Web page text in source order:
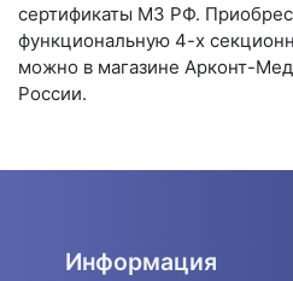
сертификаты МЗ РФ.
функциональную 4-х
можно в магазине Арконт-Мед
России.
Информация